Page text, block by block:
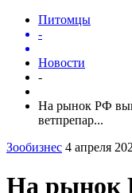
Питомцы
-
Новости
-
На рынок РФ
ветпрепар...
Зообизнес 4 апреля
На рынок